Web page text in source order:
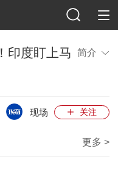
印度盯上马
简介
关注
现场
更多 >